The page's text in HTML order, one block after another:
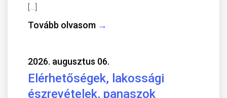
[…]
Tovább olvasom →
2026. augusztus 06.
Elérhetőségek, lakossági
észrevételek, panaszok